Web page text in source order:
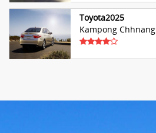
Toyota2025
Kampong Chhnang